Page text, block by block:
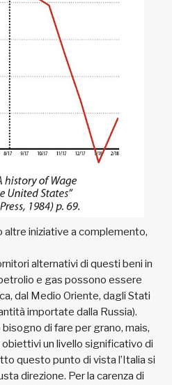
altre iniziative a complemento,
alternativi di questi beni in
e gas possono essere
dal Medio Oriente, dagli Stati
importate dalla Russia).
di fare per grano, mais,
un livello significativo di
questo punto di vista l’Italia si
direzione. Per la carenza di